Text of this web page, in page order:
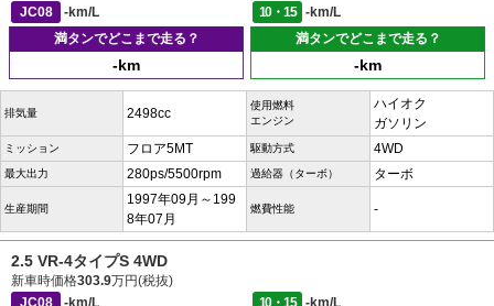
JC08
-km/L 10・15
-km/L
満タンでどこまで走る？
-km
満タンでどこまで走る？
-km
排気量 2498cc
使用燃料
エンジン
ハイオク
ガソリン
ミッション フロア5MT 駆動方式 4WD
最大出力 280ps/5500rpm 過給器（ターボ） ターボ
生産期間
1997年09月～199
8年07月
燃費性能 -
2.5 VR-4タイプS 4WD
新車時価格303.9万円(税抜)